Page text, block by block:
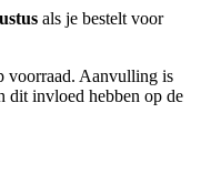
als je bestelt voor
voorraad. Aanvulling is
dit invloed hebben op de